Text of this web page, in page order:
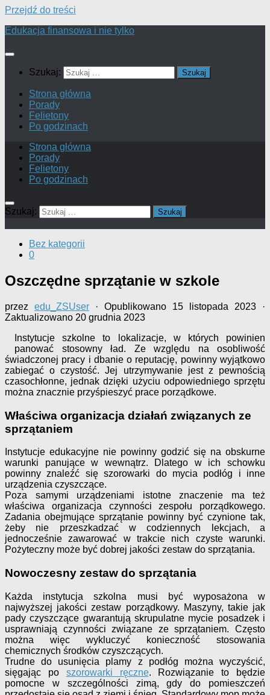
Przejdź do treści
Edukacja finansowa i nie tylko
Szukaj:
Strona główna
Porady
Felietony
Po godzinach
Strona główna
Porady
Felietony
Po godzinach
Szukaj:
Bez kategorii
0
Oszczędne sprzątanie w szkole
przez edu_ZSUser · Opublikowano 15 listopada 2023 ·
Zaktualizowano 20 grudnia 2023
Instytucje szkolne to lokalizacje, w których powinien
panować stosowny ład. Ze względu na osobliwość
świadczonej pracy i dbanie o reputację, powinny wyjątkowo
zabiegać o czystość. Jej utrzymywanie jest z pewnością
czasochłonne, jednak dzięki użyciu odpowiedniego sprzętu
można znacznie przyśpieszyć prace porządkowe.
Właściwa organizacja działań związanych ze
sprzątaniem
Instytucje edukacyjne nie powinny godzić się na obskurne
warunki panujące w wewnątrz. Dlatego w ich schowku
powinny znaleźć się szorowarki do mycia podłóg i inne
urządzenia czyszczące.
Poza samymi urządzeniami istotne znaczenie ma też
właściwa organizacja czynności zespołu porządkowego.
Zadania obejmujące sprzątanie powinny być czynione tak,
żeby nie przeszkadzać w codziennych lekcjach, a
jednocześnie zawarować w trakcie nich czyste warunki.
Pożyteczny może być dobrej jakości zestaw do sprzątania.
Nowoczesny zestaw do sprzątania
Każda instytucja szkolna musi być wyposażona w
najwyższej jakości zestaw porządkowy. Maszyny, takie jak
pady czyszczące gwarantują skrupulatne mycie posadzek i
usprawniają czynności związane ze sprzątaniem. Często
można więc wykluczyć konieczność stosowania
chemicznych środków czyszczących.
Trudne do usunięcia plamy z podłóg można wyczyścić,
sięgając po szorowarki ręczne. Rozwiązanie to będzie
pomocne w szczególności zimą, gdy do pomieszczeń